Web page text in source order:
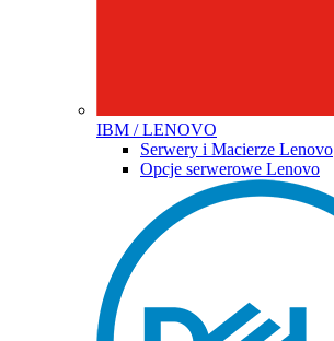
IBM / LENOVO
Serwery i Macierze Lenovo
Opcje serwerowe Lenovo